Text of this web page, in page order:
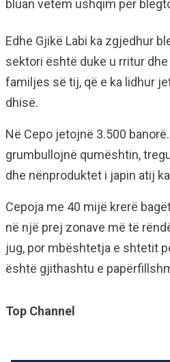
bluan vetëm ushqim për
Edhe Gjikë Labi ka zgjedhur
sektori është duke u rritur
familjes së tij, që e ka lidhur
dhisë.
Në Cepo jetojnë 3.500
grumbullojnë qumështin,
dhe nënproduktet i japin atij
Cepoja me 40 mijë krerë
në një prej zonave më të
jug, por mbështetja e shtetit
është gjithashtu e
Top Channel